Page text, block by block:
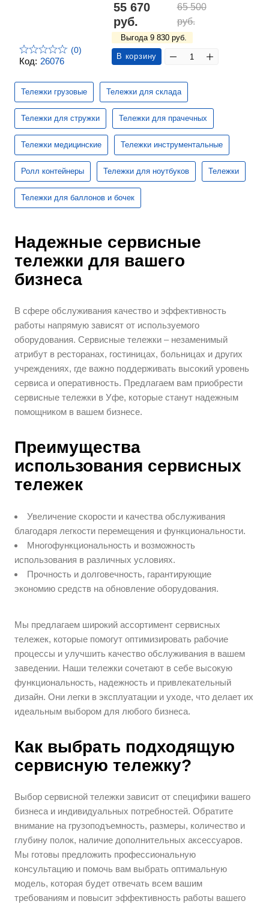
Код: 26076
(0)
55 670
руб.
65 500
руб.
Выгода 9 830 руб.
В корзину
Тележки грузовые Тележки для склада
Тележки для стружки Тележки для прачечных
Тележки медицинские Тележки инструментальные
Ролл контейнеры Тележки для ноутбуков Тележки
Тележки для баллонов и бочек
Надежные сервисные
тележки для вашего
бизнеса
В сфере обслуживания качество и эффективность
работы напрямую зависят от используемого
оборудования. Сервисные тележки – незаменимый
атрибут в ресторанах, гостиницах, больницах и других
учреждениях, где важно поддерживать высокий уровень
сервиса и оперативность. Предлагаем вам приобрести
сервисные тележки в Уфе, которые станут надежным
помощником в вашем бизнесе.
Преимущества
использования сервисных
тележек
Увеличение скорости и качества обслуживания
благодаря легкости перемещения и функциональности.
Многофункциональность и возможность
использования в различных условиях.
Прочность и долговечность, гарантирующие
экономию средств на обновление оборудования.
Мы предлагаем широкий ассортимент сервисных
тележек, которые помогут оптимизировать рабочие
процессы и улучшить качество обслуживания в вашем
заведении. Наши тележки сочетают в себе высокую
функциональность, надежность и привлекательный
дизайн. Они легки в эксплуатации и уходе, что делает их
идеальным выбором для любого бизнеса.
Как выбрать подходящую
сервисную тележку?
Выбор сервисной тележки зависит от специфики вашего
бизнеса и индивидуальных потребностей. Обратите
внимание на грузоподъемность, размеры, количество и
глубину полок, наличие дополнительных аксессуаров.
Мы готовы предложить профессиональную
консультацию и помочь вам выбрать оптимальную
модель, которая будет отвечать всем вашим
требованиям и повысит эффективность работы вашего